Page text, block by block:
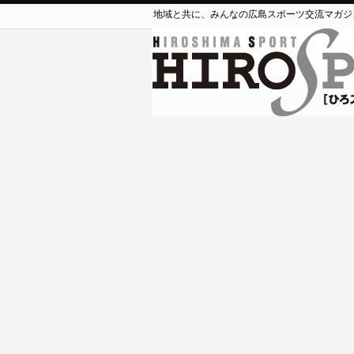
地域と共に、みんなの広島スポーツ交流マガ